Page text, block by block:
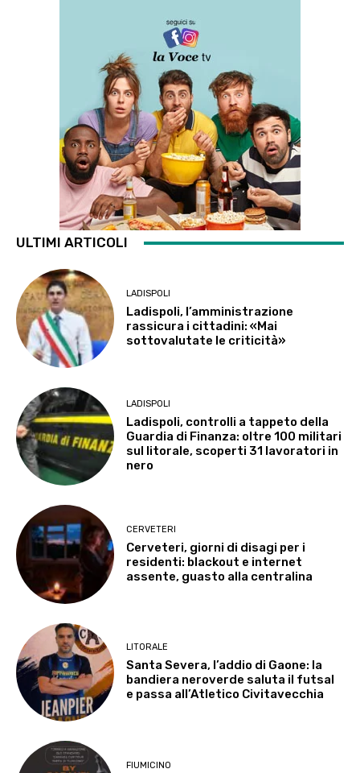
ULTIMI ARTICOLI
LADISPOLI
Ladispoli, l’amministrazione
rassicura i cittadini: «Mai
sottovalutate le criticità»
LADISPOLI
Ladispoli, controlli a tappeto della
Guardia di Finanza: oltre 100 militari
sul litorale, scoperti 31 lavoratori in
nero
CERVETERI
Cerveteri, giorni di disagi per i
residenti: blackout e internet
assente, guasto alla centralina
LITORALE
Santa Severa, l’addio di Gaone: la
bandiera neroverde saluta il futsal
e passa all’Atletico Civitavecchia
FIUMICINO